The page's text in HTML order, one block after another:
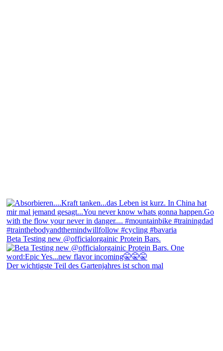
Beta Testing new @officialorgainic Protein Bars.
Der wichtigste Teil des Gartenjahres ist schon mal